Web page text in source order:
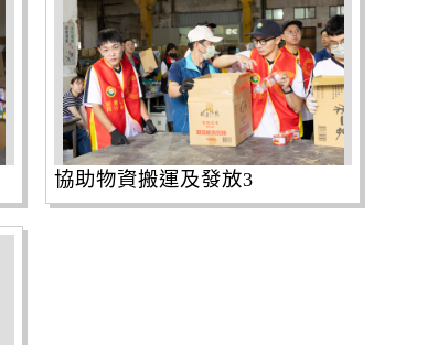
協助物資搬運及發放3